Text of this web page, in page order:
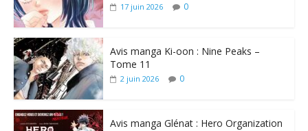
17 juin 2026 0
Avis manga Ki-oon : Nine Peaks –
Tome 11
2 juin 2026 0
Avis manga Glénat : Hero Organization